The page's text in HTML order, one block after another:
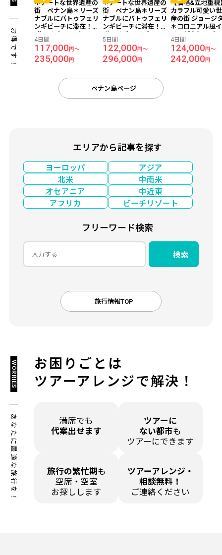
お得です！
＊アートな世界遺産の
街 ペナン島＊リーズ
ナブルにバトゥフェリ
ンギビーチに滞在！
ゾート』宿泊 ≪成田午
前発/シンガポール航空
利用/ペナン島 2泊4日
4日間
117,000円～
235,000円
＊アートな世界遺産の
街 ペナン島＊リーズ
ナブルにバトゥフェリ
ンギビーチに滞在！
ゾート』宿泊 ≪成田午
前発/シンガポール航空
利用/ペナン島 3泊5日
5日間
122,000 円～
296,000 円
【価格&立地重視
カラフル可愛い
産の街 ジョージ
＊コロニアル風
クホテル『アレ
ル』宿泊 ≪成田
発/シンガポール
4日間
124,000円～
242,000円
ペナン島ページ
エリアから記事を探す
ヨーロッパ
アジア
北米
中南米
オセアニア
中近東
アフリカ
ビーチリゾート
フリーワード検索
検索
旅行情報TOP
お困りごとは
ツアーアレンジで解決！
WORRIES
あなたに最適な旅行を！
満席でも
代案出せます
ツアーに
ない都市も
ツアーにできます
旅行の繁忙期 も
空席・空室
お探しします
ツアーアレンジ・
相談無料！
ご連絡ください